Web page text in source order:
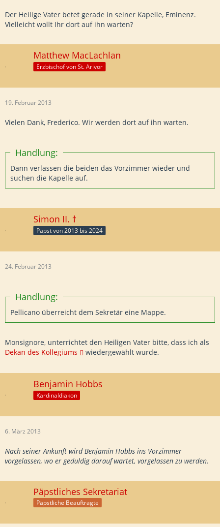
Der Heilige Vater betet gerade in seiner Kapelle, Eminenz.
Vielleicht wollt Ihr dort auf ihn warten?
Matthew MacLachlan
Erzbischof von St. Arivor
19. Februar 2013
Vielen Dank, Frederico. Wir werden dort auf ihn warten.
Handlung:
Dann verlassen die beiden das Vorzimmer wieder und
suchen die Kapelle auf.
Simon II. †
Papst von 2013 bis 2024
24. Februar 2013
Handlung:
Pellicano überreicht dem Sekretär eine Mappe.
Monsignore, unterrichtet den Heiligen Vater bitte, dass ich als
Dekan des Kollegiums
wiedergewählt wurde.
Benjamin Hobbs
Kardinaldiakon
6. März 2013
Nach seiner Ankunft wird Benjamin Hobbs ins Vorzimmer
vorgelassen, wo er geduldig darauf wartet, vorgelassen zu werden.
Päpstliches Sekretariat
Päpstliche Beauftragte